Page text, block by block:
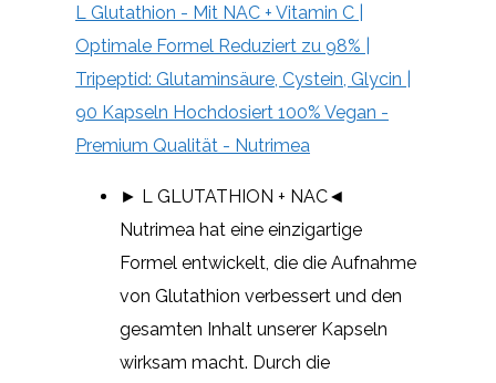
L Glutathion - Mit NAC + Vitamin C |
Optimale Formel Reduziert zu 98% |
Tripeptid: Glutaminsäure, Cystein, Glycin |
90 Kapseln Hochdosiert 100% Vegan -
Premium Qualität - Nutrimea
► L GLUTATHION + NAC◄
Nutrimea hat eine einzigartige
Formel entwickelt, die die Aufnahme
von Glutathion verbessert und den
gesamten Inhalt unserer Kapseln
wirksam macht. Durch die